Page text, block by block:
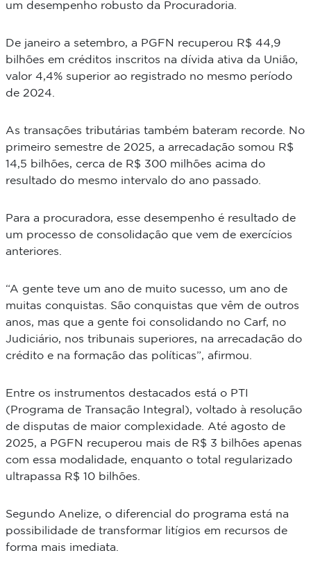
um desempenho robusto da Procuradoria.
De janeiro a setembro, a PGFN recuperou R$ 44,9
bilhões em créditos inscritos na dívida ativa da União,
valor 4,4% superior ao registrado no mesmo período
de 2024.
As transações tributárias também bateram recorde. No
primeiro semestre de 2025, a arrecadação somou R$
14,5 bilhões, cerca de R$ 300 milhões acima do
resultado do mesmo intervalo do ano passado.
Para a procuradora, esse desempenho é resultado de
um processo de consolidação que vem de exercícios
anteriores.
“A gente teve um ano de muito sucesso, um ano de
muitas conquistas. São conquistas que vêm de outros
anos, mas que a gente foi consolidando no Carf, no
Judiciário, nos tribunais superiores, na arrecadação do
crédito e na formação das políticas”, afirmou.
Entre os instrumentos destacados está o PTI
(Programa de Transação Integral), voltado à resolução
de disputas de maior complexidade. Até agosto de
2025, a PGFN recuperou mais de R$ 3 bilhões apenas
com essa modalidade, enquanto o total regularizado
ultrapassa R$ 10 bilhões.
Segundo Anelize, o diferencial do programa está na
possibilidade de transformar litígios em recursos de
forma mais imediata.